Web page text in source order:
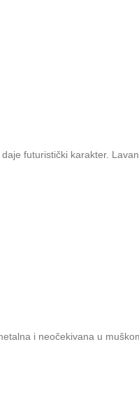
futuristički karakter.
i neočekivana u